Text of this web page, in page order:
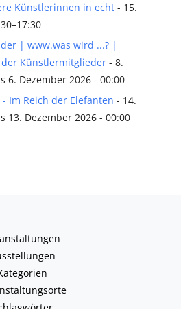
Künstlerinnen in echt - 15.
| www.was wird ...? |
der Künstlermitglieder - 8.
6. Dezember 2026 - 00:00
Im Reich der Elefanten - 14.
13. Dezember 2026 - 00:00